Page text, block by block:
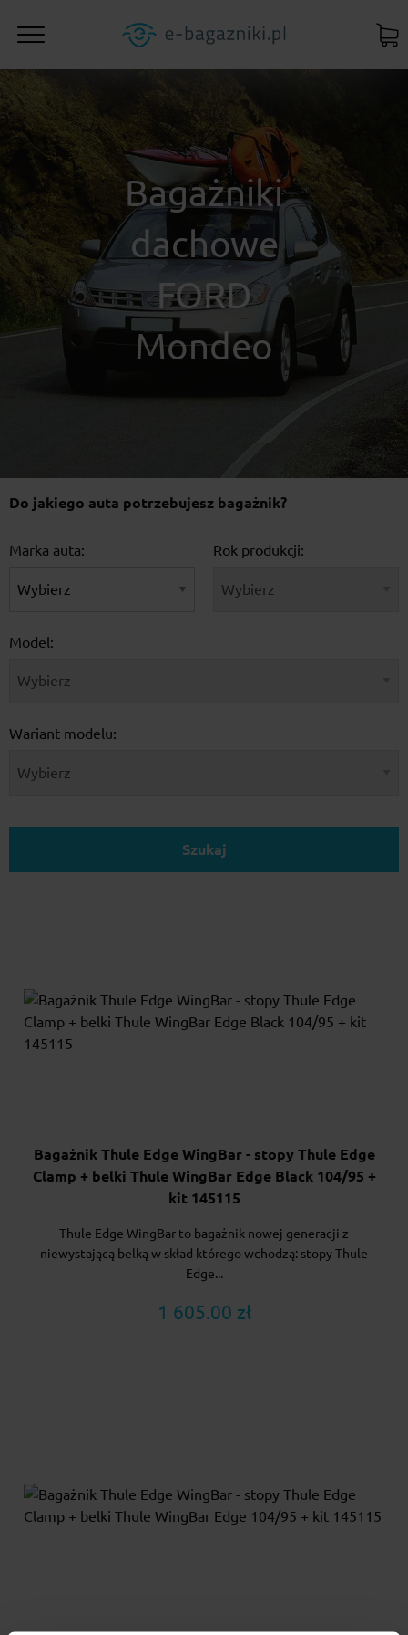
Bagażniki
dachowe
FORD
Mondeo
Do jakiego auta potrzebujesz bagażnik?
Marka auta: Rok produkcji:
Model:
Wariant modelu:
Szukaj
Bagażnik Thule Edge WingBar - stopy Thule Edge
Clamp + belki Thule WingBar Edge Black 104/95 +
kit 145115
Thule Edge WingBar to bagażnik nowej generacji z
niewystającą belką w skład którego wchodzą: stopy Thule
Edge...
1 605.00 zł